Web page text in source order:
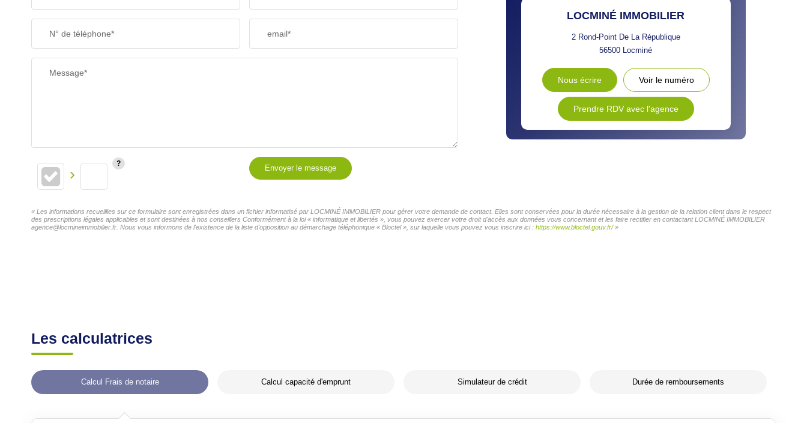
N° de téléphone* email*
Message*
Envoyer le message
LOCMINÉ IMMOBILIER
2 Rond-Point De La République
56500 Locminé
Nous écrire Voir le numéro
Prendre RDV avec l'agence
« Les informations recueillies sur ce formulaire sont enregistrées dans un fichier informatisé par LOCMINÉ IMMOBILIER pour gérer votre demande de contact. Elles sont conservées pour la durée nécessaire à la gestion de la relation client dans le respect
des prescriptions légales applicables et sont destinées à nos conseillers Conformément à la loi « informatique et libertés », vous pouvez exercer votre droit d'accès aux données vous concernant et les faire rectifier en contactant LOCMINÉ IMMOBILIER
agence@locmineimmobilier.fr. Nous vous informons de l'existence de la liste d'opposition au démarchage téléphonique « Bloctel », sur laquelle vous pouvez vous inscrire ici : https://www.bloctel.gouv.fr/»
Les calculatrices
Calcul Frais de notaire Calcul capacité d'emprunt Simulateur de crédit Durée de remboursements